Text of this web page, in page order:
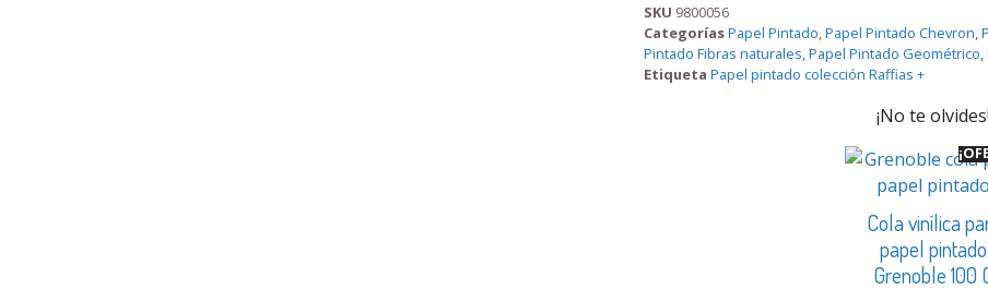
SKU 9800056
CategoríasPapel Pintado Papel Pintado Chevron
Pintado Fibras naturales Papel Pintado Geométrico
Etiqueta Papel pintado colección Raffias +
¡No te olvides!
Cola vinílica
papel pintado
Grenoble 100